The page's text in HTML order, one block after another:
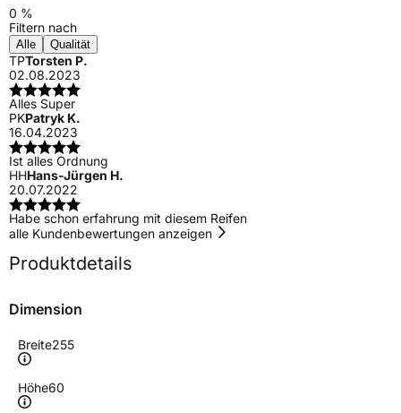
0 %
Filtern nach
Alle Qualität
TPTorsten P.
02.08.2023
Alles Super
PKPatryk K.
16.04.2023
Ist alles Ordnung
HHHans-Jürgen H.
20.07.2022
Habe schon erfahrung mit diesem Reifen
alle Kundenbewertungen anzeigen
Produktdetails
Dimension
Breite255
Höhe60